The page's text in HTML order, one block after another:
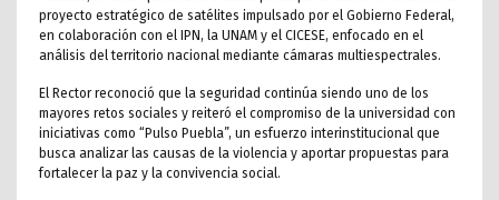
proyecto estratégico de satélites impulsado por el Gobierno Federal,
en colaboración con el IPN, la UNAM y el CICESE, enfocado en el
análisis del territorio nacional mediante cámaras multiespectrales.
El Rector reconoció que la seguridad continúa siendo uno de los
mayores retos sociales y reiteró el compromiso de la universidad con
iniciativas como “Pulso Puebla”, un esfuerzo interinstitucional que
busca analizar las causas de la violencia y aportar propuestas para
fortalecer la paz y la convivencia social.